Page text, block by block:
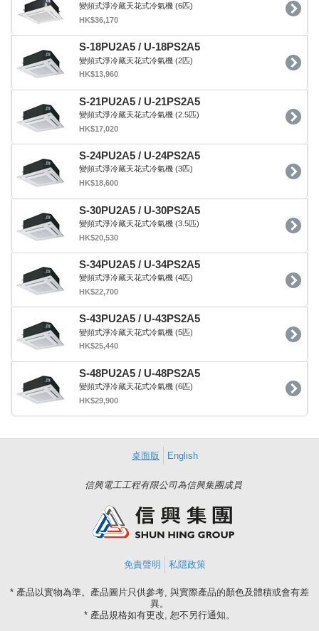
變頻式淨冷藏天花式冷氣機 (6匹)
HK$36,170
S-18PU2A5 / U-18PS2A5
變頻式淨冷藏天花式冷氣機 (2匹)
HK$13,960
S-21PU2A5 / U-21PS2A5
變頻式淨冷藏天花式冷氣機 (2.5匹)
HK$17,020
S-24PU2A5 / U-24PS2A5
變頻式淨冷藏天花式冷氣機 (3匹)
HK$18,600
S-30PU2A5 / U-30PS2A5
變頻式淨冷藏天花式冷氣機 (3.5匹)
HK$20,530
S-34PU2A5 / U-34PS2A5
變頻式淨冷藏天花式冷氣機 (4匹)
HK$22,700
S-43PU2A5 / U-43PS2A5
變頻式淨冷藏天花式冷氣機 (5匹)
HK$25,440
S-48PU2A5 / U-48PS2A5
變頻式淨冷藏天花式冷氣機 (6匹)
HK$29,900
桌面版 English
信興電工工程有限公司為信興集團成員
免責聲明 私隱政策
* 產品以實物為準。產品圖片只供參考, 與實際產品的顏色及體積或會有差
異。
* 產品規格如有更改, 恕不另行通知。